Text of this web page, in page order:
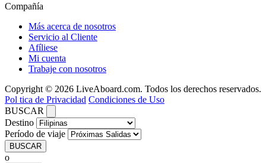
Compañía
Más acerca de nosotros
Servicio al Cliente
Afíliese
Mi cuenta
Trabaje con nosotros
Copyright © 2026 LiveAboard.com. Todos los derechos reservados.
Pol tica de Privacidad Condiciones de Uso
BUSCAR
Destino
Período de viaje
BUSCAR
o